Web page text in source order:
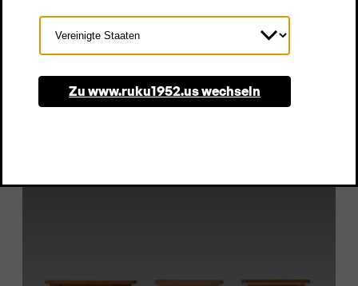
Land
auswählen
Zu www.ruku1952.us wechseln